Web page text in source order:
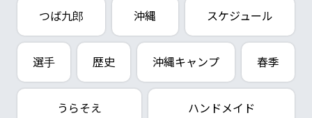
つば九郎 沖縄 スケジュール
選手 歴史 沖縄キャンプ 春季
うらそえ ハンドメイド